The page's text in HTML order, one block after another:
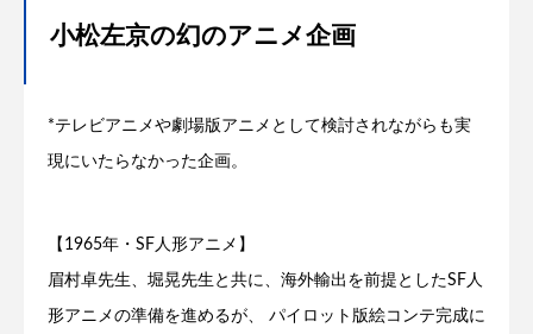
小松左京の幻のアニメ企画
*テレビアニメや劇場版アニメとして検討されながらも実
現にいたらなかった企画。
【1965年・SF人形アニメ】
眉村卓先生、堀晃先生と共に、海外輸出を前提としたSF人
形アニメの準備を進めるが、 パイロット版絵コンテ完成に